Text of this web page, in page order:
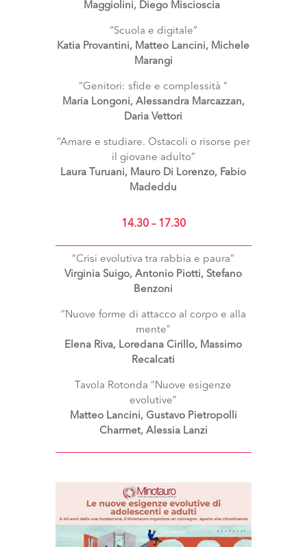
Maggiolini, Diego Miscioscia
“Scuola e digitale”
Katia Provantini, Matteo Lancini, Michele
Marangi
“Genitori: sfide e complessità “
Maria Longoni, Alessandra Marcazzan,
Daria Vettori
“Amare e studiare. Ostacoli o risorse per
il giovane adulto”
Laura Turuani, Mauro Di Lorenzo, Fabio
Madeddu
14.30 – 17.30
“Crisi evolutiva tra rabbia e paura”
Virginia Suigo, Antonio Piotti, Stefano
Benzoni
“Nuove forme di attacco al corpo e alla
mente”
Elena Riva, Loredana Cirillo, Massimo
Recalcati
Tavola Rotonda “Nuove esigenze
evolutive”
Matteo Lancini, Gustavo Pietropolli
Charmet, Alessia Lanzi